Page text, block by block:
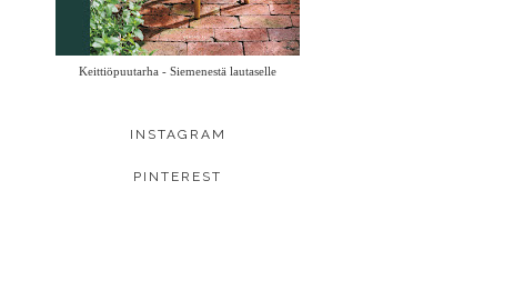
Keittiöpuutarha - Siemenestä lautaselle
INSTAGRAM
PINTEREST